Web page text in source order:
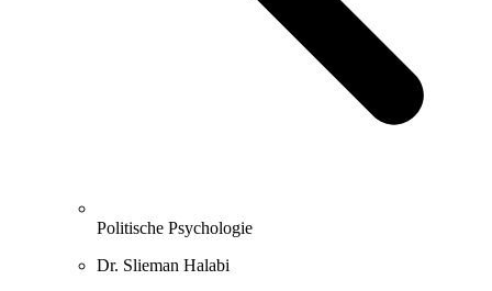
Politische Psychologie
Dr. Slieman Halabi